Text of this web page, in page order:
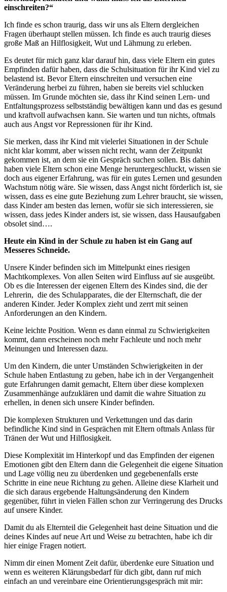
einschreiten?“
Ich finde es schon traurig, dass wir uns als Eltern dergleichen
Fragen überhaupt stellen müssen. Ich finde es auch traurig dieses
große Maß an Hilflosigkeit, Wut und Lähmung zu erleben.
Es deutet für mich ganz klar darauf hin, dass viele Eltern ein gutes
Empfinden dafür haben, dass die Schulsituation für ihr Kind viel zu
belastend ist. Bevor Eltern einschreiten und versuchen eine
Veränderung herbei zu führen, haben sie bereits viel schlucken
müssen. Im Grunde möchten sie, dass ihr Kind seinen Lern- und
Entfaltungsprozess selbstständig bewältigen kann und das es gesund
und kraftvoll aufwachsen kann. Sie warten und tun nichts, oftmals
auch aus Angst vor Repressionen für ihr Kind.
Sie merken, dass ihr Kind mit vielerlei Situationen in der Schule
nicht klar kommt, aber wissen nicht recht, wann der Zeitpunkt
gekommen ist, an dem sie ein Gespräch suchen sollen. Bis dahin
haben viele Eltern schon eine Menge heruntergeschluckt, wissen sie
doch aus eigener Erfahrung, was für ein gutes Lernen und gesunden
Wachstum nötig wäre. Sie wissen, dass Angst nicht förderlich ist, sie
wissen, dass es eine gute Beziehung zum Lehrer braucht, sie wissen,
dass Kinder am besten das lernen, wofür sie sich interessieren, sie
wissen, dass jedes Kinder anders ist, sie wissen, dass Hausaufgaben
obsolet sind….
Heute ein Kind in der Schule zu haben ist ein Gang auf
Messeres Schneide.
Unsere Kinder befinden sich im Mittelpunkt eines riesigen
Machtkomplexes. Von allen Seiten wird Einfluss auf sie ausgeübt.
Ob es die Interessen der eigenen Eltern des Kindes sind, die der
Lehrerin, die des Schulapparates, die der Elternschaft, die der
anderen Kinder. Jeder Komplex zieht und zerrt mit seinen
Anforderungen an den Kindern.
Keine leichte Position. Wenn es dann einmal zu Schwierigkeiten
kommt, dann erscheinen noch mehr Fachleute und noch mehr
Meinungen und Interessen dazu.
Um den Kindern, die unter Umständen Schwierigkeiten in der
Schule haben Entlastung zu geben, habe ich in der Vergangenheit
gute Erfahrungen damit gemacht, Eltern über diese komplexen
Zusammenhänge aufzuklären und damit die wahre Situation zu
erhellen, in denen sich unsere Kinder befinden.
Die komplexen Strukturen und Verkettungen und das darin
befindliche Kind sind in Gesprächen mit Eltern oftmals Anlass für
Tränen der Wut und Hilflosigkeit.
Diese Komplexität im Hinterkopf und das Empfinden der eigenen
Emotionen gibt den Eltern dann die Gelegenheit die eigene Situation
und Lage völlig neu zu überdenken und gegebenenfalls erste
Schritte in eine neue Richtung zu gehen. Alleine diese Klarheit und
die sich daraus ergebende Haltungsänderung den Kindern
gegenüber, führt in vielen Fällen schon zur Verringerung des Drucks
auf unsere Kinder.
Damit du als Elternteil die Gelegenheit hast deine Situation und die
deines Kindes auf neue Art und Weise zu betrachten, habe ich dir
hier einige Fragen notiert.
Nimm dir einen Moment Zeit dafür, überdenke eure Situation und
wenn es weiteren Klärungsbedarf für dich gibt, dann ruf mich
einfach an und vereinbare eine Orientierungsgespräch mit mir: